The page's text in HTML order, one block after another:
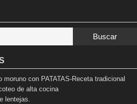
Buscar
con PATATAS-Receta tradicional
de alta cocina
lentejas.